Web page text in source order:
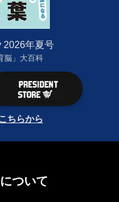
2026年夏号
脳」大百科
ちらから
ついて